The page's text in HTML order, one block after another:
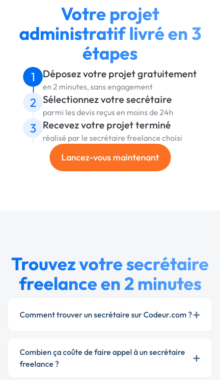
Votre projet
administratif livré en 3
étapes
1 Déposez votre projet gratuitement
en 2 minutes, sans engagement
2 Sélectionnez votre secrétaire
parmi les devis reçus en moins de 24h
3 Recevez votre projet terminé
réalisé par le secrétaire freelance choisi
Lancez-vous maintenant
Trouvez votre secrétaire
freelance en 2 minutes
Comment trouver un secrétaire sur Codeur.com ?+
Combien ça coûte de faire appel à un secrétaire
freelance ?
+